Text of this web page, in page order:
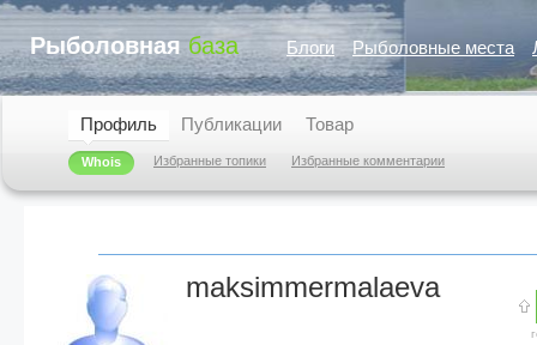
Рыболовная база Блоги Рыболовные места
Профиль
Whois Избранные топики Избранные комментарии
Публикации Товар
maksimmermalaeva